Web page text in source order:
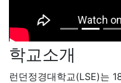
학교소개
런던정경대학교(LSE)는